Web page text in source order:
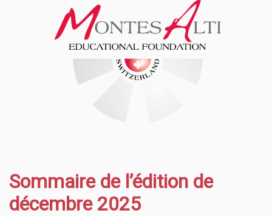
Sommaire de l’édition de
décembre 2025